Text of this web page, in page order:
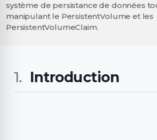
système de persistance de données
manipulant le PersistentVolume et les
PersistentVolumeClaim.
Introduction